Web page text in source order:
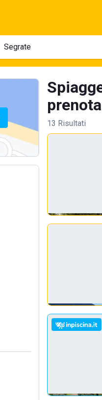
13 Risultati